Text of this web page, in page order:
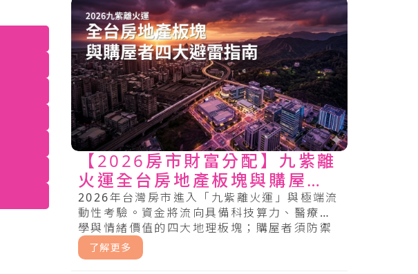
【2026房市財富分配】九紫離
火運全台房地產板塊與購屋者
四大避雷指南
2026年台灣房市進入「九紫離火運」與極端流
動性考驗。資金將流向具備科技算力、醫療美
學與情緒價值的四大地理板塊；購屋者須防禦
建商斷鏈、銀行緊縮與綠色通膨風險。.....
了解更多